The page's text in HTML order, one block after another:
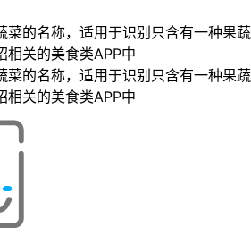
菜的名称，适用于识别只含有一种果蔬
相关的美食类APP中
菜的名称，适用于识别只含有一种果蔬
相关的美食类APP中